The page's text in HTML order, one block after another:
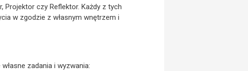
Projektor czy Reflektor. Każdy z tych
w zgodzie z własnym wnętrzem i
zadania i wyzwania: